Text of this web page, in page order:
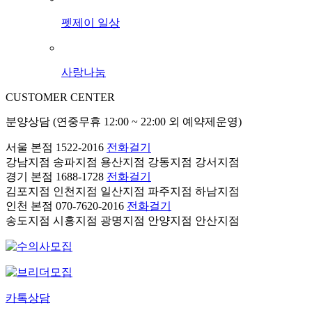
펫제이 일상
사랑나눔
CUSTOMER CENTER
분양상담 (연중무휴 12:00 ~ 22:00 외 예약제운영)
서울 본점 1522-2016 전화걸기
강남지점 송파지점 용산지점 강동지점 강서지점
경기 본점 1688-1728 전화걸기
김포지점 인천지점 일산지점 파주지점 하남지점
인천 본점 070-7620-2016 전화걸기
송도지점 시흥지점 광명지점 안양지점 안산지점
카톡상담